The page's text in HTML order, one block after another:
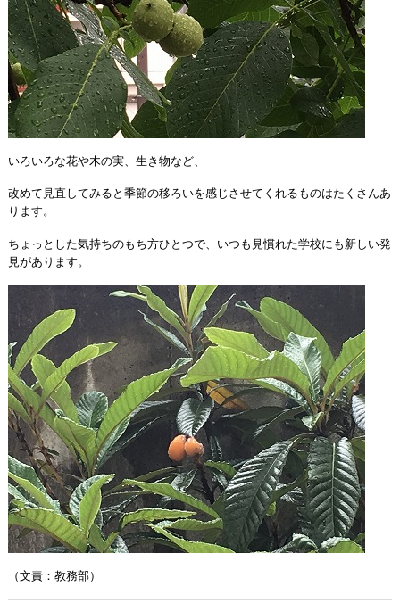
いろいろな花や木の実、生き物など、
改めて見直してみると季節の移ろいを感じさせてくれるものはたくさんあ
ります。
ちょっとした気持ちのもち方ひとつで、いつも見慣れた学校にも新しい発
見があります。
（文責：教務部）